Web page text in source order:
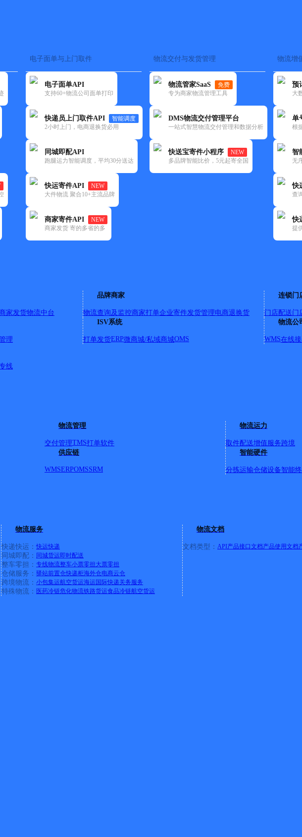
电子面单与上门取件
电子面单API
支持60+物流公司面单打印
快递员上门取件API
智能调度
2小时上门，电商退换货必用
同城即配API
跑腿运力智能调度，平均30分送达
快运寄件API
NEW
大件物流 聚合10+主流品牌
商家寄件API
NEW
商家发货 寄的多省的多
物流交付与发货管理
物流管家SaaS
免费
专为商家物流管理工具
DMS物流交付管理平台
一站式智慧物流交付管理和数据分析
快送宝寄件小程序
NEW
多品牌智能比价，5元起寄全国
物流增
预
大
单
根
智
无
快
查
快
提
家发货物流中台
品牌商家
物流查询及监控商家打单企业寄件发货管理电商退换货
连锁门
门店配送门
理
ISV系统
打单发货ERP微商城/私域商城OMS
物流公
WMS在线
线
物流管理
交付管理TMS打单软件
物流运力
取件配送增值服务跨境
供应链
WMSERPOMSSRM
智能硬件
分拣运输仓储设备智能
物流服务
快递快运： 快运快递
同城即配： 同城货运即时配送
整车零担： 专线物流整车小票零担大票零担
仓储服务： 驿站前置仓快递柜海外仓电商云仓
跨境物流： 小包集运航空货运海运 国际快递关务服务
特殊物流： 医药冷链危化物流铁路货运食品冷链航空货运
物流文档
文档类型： API产品接口文档产品使用文档
NEW
清空已选
县公路管理段十字圣地能源加气站对面
送）
市扶风县老城分部
高中，南起：南坡加油站，北止：高架桥以南。
详情
新区
区；扶风老区；